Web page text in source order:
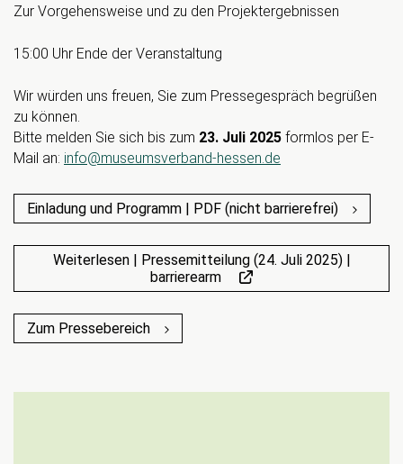
Zur Vorgehensweise und zu den Projektergebnissen
15:00 Uhr Ende der Veranstaltung
Wir würden uns freuen, Sie zum Pressegespräch begrüßen
zu können.
Bitte melden Sie sich bis zum 23. Juli 2025 formlos per E-
Mail an: info@museumsverband-hessen.de
Einladung und Programm | PDF (nicht barrierefrei)
Weiterlesen | Pressemitteilung (24. Juli 2025) |
barrierearm
Zum Pressebereich